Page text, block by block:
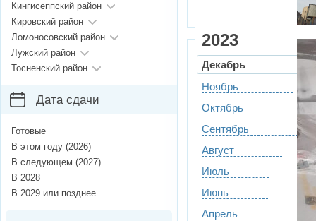
2023
Декабрь
Ноябрь
Октябрь
Сентябрь
Август
Июль
Июнь
Апрель
Кингисеппский район
Кировский район
Ломоносовский район
Лужский район
Тосненский район
Дата сдачи
Готовые
В этом году (2026)
В следующем (2027)
В 2028
В 2029 или позднее